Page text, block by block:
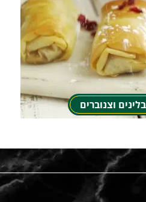
וצנוברים